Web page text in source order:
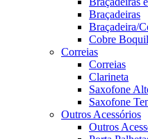
Braçadeiras
Braçadeira/
Cobre
Correias
Correias
Clarineta
Saxofone
Saxofone
Outros Acessórios
Outros